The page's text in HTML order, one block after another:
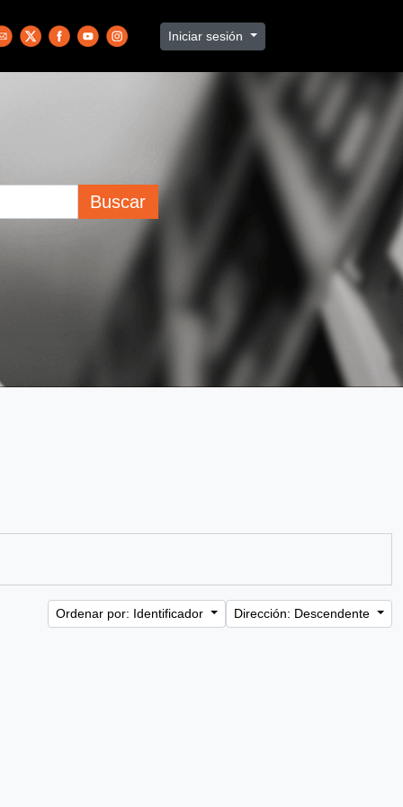
Iniciar sesión
Buscar
Ordenar por: Identificador Dirección: Descendente